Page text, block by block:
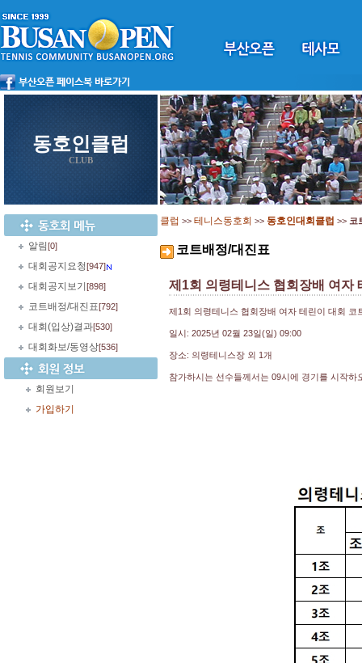
동호인클럽
CLUB
알림[0]
대회공지요청[947]
대회공지보기 [898]
코트배정/대진표[792]
대회(입상)결과[530]
대회화보/동영상[536]
회원보기
가입하기
클럽 >> 테니스동호회 >> 동호인대회클럽 >> 코
코트배정/대진표
제1회 의령테니스 협회장배 여자
제1회 의령테니스 협회장배 여자 테린이 대회 코
일시: 2025년 02월 23일(일) 09:00
장소: 의령테니스장 외 1개
참가하시는 선수들께서는 09시에 경기를 시작